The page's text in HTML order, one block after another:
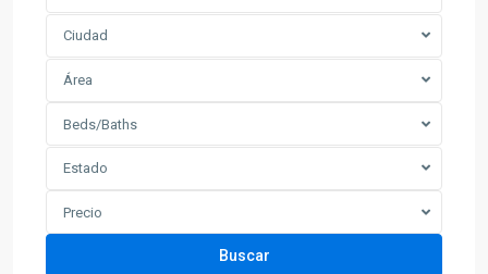
Ciudad
Área
Beds/Baths
Estado
Precio
Buscar